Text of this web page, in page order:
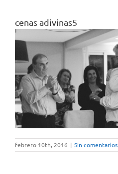
cenas adivinas5
febrero 10th, 2016 | Sin comentarios